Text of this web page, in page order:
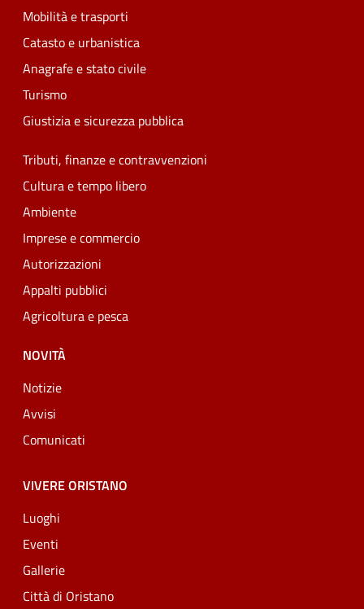
Mobilità e trasporti
Catasto e urbanistica
Anagrafe e stato civile
Turismo
Giustizia e sicurezza pubblica
Tributi, finanze e contravvenzioni
Cultura e tempo libero
Ambiente
Imprese e commercio
Autorizzazioni
Appalti pubblici
Agricoltura e pesca
NOVITÀ
Notizie
Avvisi
Comunicati
VIVERE ORISTANO
Luoghi
Eventi
Gallerie
Città di Oristano